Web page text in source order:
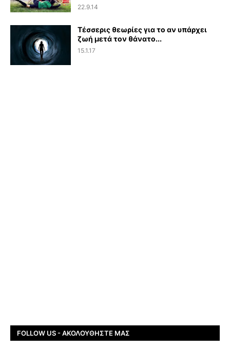
22.9.14
Τέσσερις θεωρίες για το αν υπάρχει
ζωή μετά τον θάνατο...
15.1.17
FOLLOW US - ΑΚΟΛΟΥΘΉΣΤΕ ΜΑΣ